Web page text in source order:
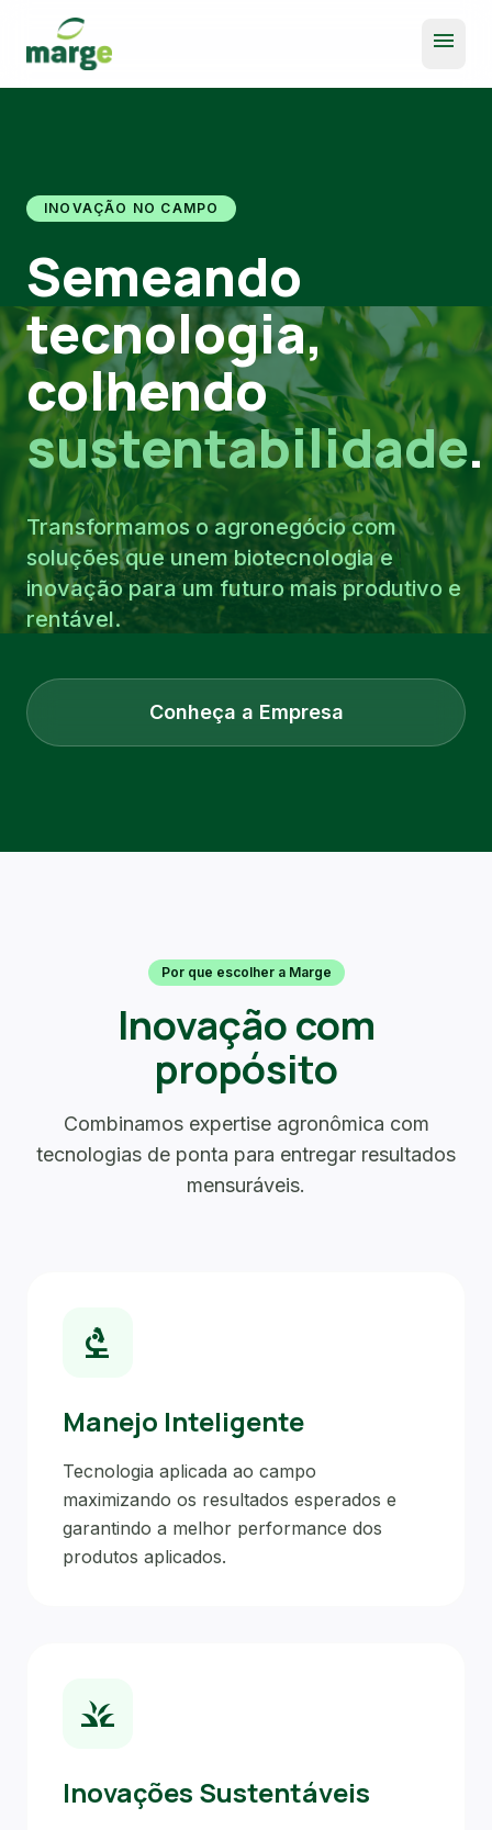
menu
INOVAÇÃO NO CAMPO
Semeando
tecnologia,
colhendo
sustentabilidade.
Transformamos o agronegócio com
soluções que unem biotecnologia e
inovação para um futuro mais produtivo e
rentável.
Conheça a Empresa
Por que escolher a Marge
Inovação com
propósito
Combinamos expertise agronômica com
tecnologias de ponta para entregar resultados
mensuráveis.
biotech
Manejo Inteligente
Tecnologia aplicada ao campo
maximizando os resultados esperados e
garantindo a melhor performance dos
produtos aplicados.
grass
Inovações Sustentáveis